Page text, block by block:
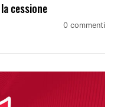
cessione
0 commenti